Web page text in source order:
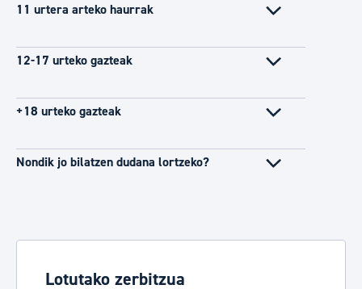
11 urtera arteko haurrak
12-17 urteko gazteak
+18 urteko gazteak
Nondik jo bilatzen dudana lortzeko?
Lotutako zerbitzua